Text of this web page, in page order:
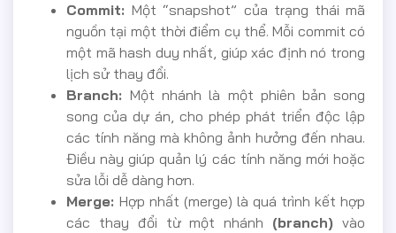
Commit:Một “snapshot” của trạng thái mã
nguồn tại một thời điểm cụ thể. Mỗi commit có
một mã hash duy nhất, giúp xác định nó trong
lịch sử thay đổi.
Branch:Một nhánh là một phiên bản song
song của dự án, cho phép phát triển độc lập
các tính năng mà không ảnh hưởng đến nhau.
Điều này giúp quản lý các tính năng mới hoặc
sửa lỗi dễ dàng hơn.
Merge: Hợp nhất (merge) là quá trình kết hợp
các thay đổi từ một nhánh (branch) vào